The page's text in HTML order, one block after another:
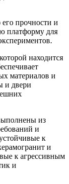
его прочности и
платформу для
находится
материалов и
и двери
из
и
к
и
к агрессивным
и